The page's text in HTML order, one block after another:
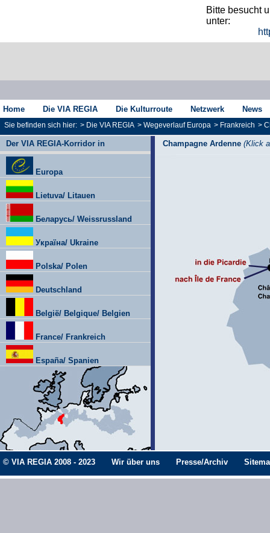
Bitte besucht
unter:
Home Die VIA REGIA Die Kulturroute Netzwerk News
Sie befinden sich hier: > Die VIA REGIA >Wegeverlauf Europa > Frankreich >
Champagne Ardenne (Klick
Der VIA REGIA-Korridor in
Europa
Lietuva/ Litauen
Беларусь/ Weissrussland
Україна/ Ukraine
Polska/ Polen
Deutschland
België/ Belgique/ Belgien
France/ Frankreich
España/ Spanien
© VIA REGIA 2008 - 2023 Wir über uns Presse/Archiv